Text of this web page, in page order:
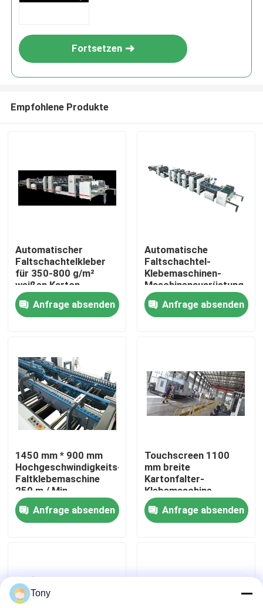
Zu Hause
Produkte
Werksbesichtigung
Qualitätskontrolle
Kontakt mit uns
Neuigkeiten
Flöten-Laminiermaschinen-Maschine
Fortsetzen
Empfohlene Produkte
Automatischer
Faltschachtelkleber
für 350-800 g/m²
weißen Karton
Anfrage absenden
Automatische
Faltschachtel-
Klebemaschinen-
Maschinenausrüstung
Inline mit Scanner
Anfrage absenden
1450 mm * 900 mm
Hochgeschwindigkeits-
Faltklebemaschine
250 m / Min
Anfrage absenden
Touchscreen 1100
mm breite
Kartonfalter-
Klebemaschine
geräuscharm
Anfrage absenden
Tony